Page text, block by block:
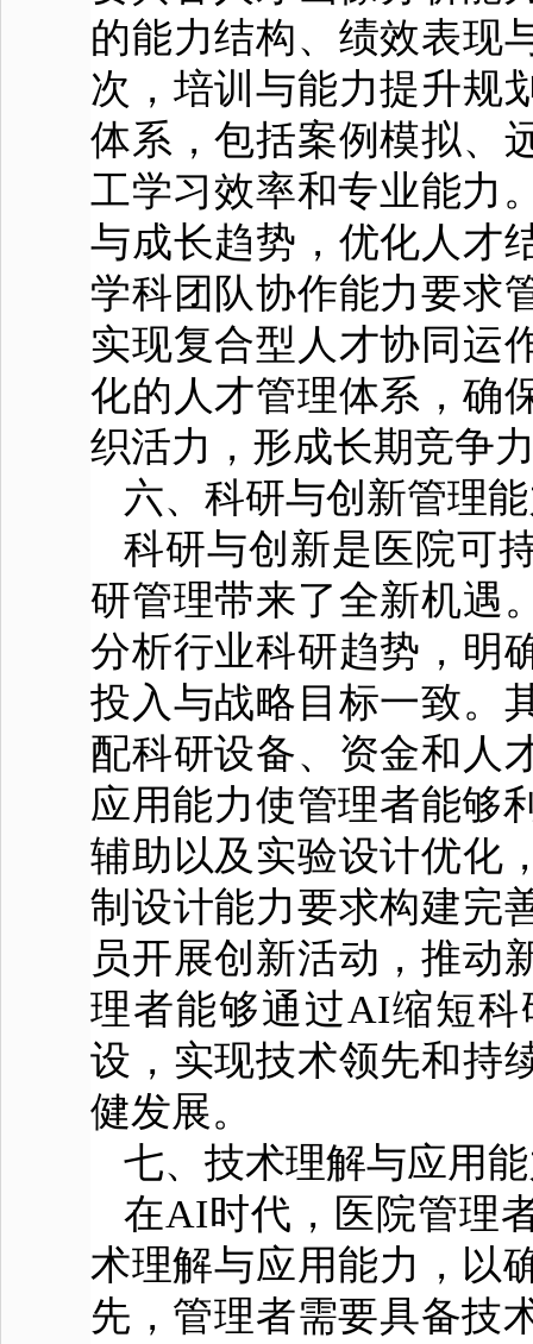
的能力结构、绩效表现
次，培训与能力提升规
体系，包括案例模拟、
工学习效率和专业能力
与成长趋势，优化人才
学科团队协作能力要求
实现复合型人才协同运
化的人才管理体系，确
织活力，形成长期竞争
六、科研与创新管理
科研与创新是医院可
研管理带来了全新机遇
分析行业科研趋势，明
投入与战略目标一致。
配科研设备、资金和人
应用能力使管理者能够
辅助以及实验设计优化
制设计能力要求构建完
员开展创新活动，推动
理者能够通过AI缩短
设，实现技术领先和持
健发展。
七、技术理解与应用
在AI时代，医院管理
术理解与应用能力，以
先，管理者需要具备技